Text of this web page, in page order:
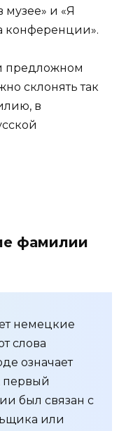
музее» и «Я
конференции».
предложном
склонять так
в
фамилии
немецкие
слова
означает
первый
был связан с
или